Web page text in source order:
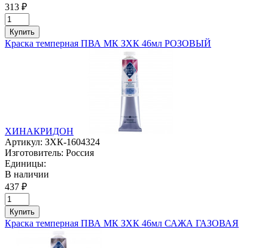
313 ₽
Купить
Краска темперная ПВА МК ЗХК 46мл РОЗОВЫЙ
ХИНАКРИДОН
Артикул: ЗХК-1604324
Изготовитель: Россия
Единицы:
В наличии
437 ₽
Купить
Краска темперная ПВА МК ЗХК 46мл САЖА ГАЗОВАЯ